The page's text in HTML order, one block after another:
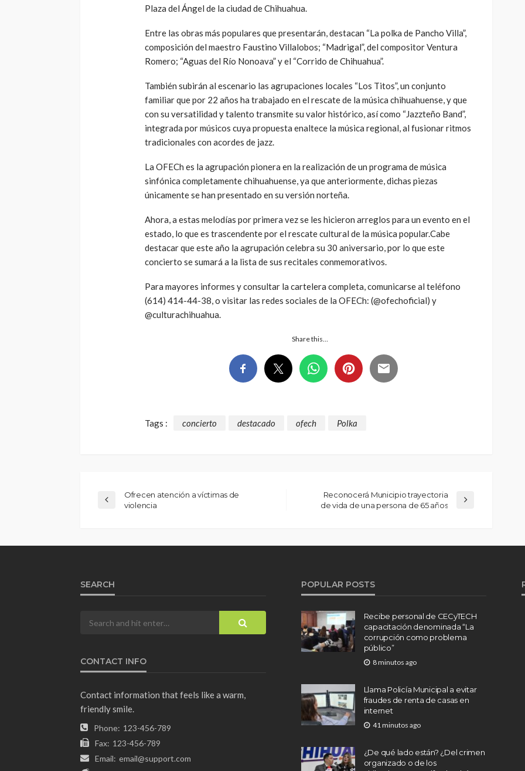
Plaza del Ángel de la ciudad de Chihuahua.
Entre las obras más populares que presentarán, destacan “La polka de Pancho Villa”,
composición del maestro Faustino Villalobos; “Madrigal”, del compositor Ventura
Romero; “Aguas del Río Nonoava” y el “Corrido de Chihuahua”.
También subirán al escenario las agrupaciones locales “Los Titos”, un conjunto
familiar que por 22 años ha trabajado en el rescate de la música chihuahuense, y que
con su versatilidad y talento transmite su valor histórico, así como “Jazzteño Band”,
integrada por músicos cuya propuesta enaltece la música regional, al fusionar ritmos
tradicionales con acordes de jazz.
La OFECh es la agrupación pionera en la realización de un programa de música
sinfónica completamente chihuahuense, ya que anteriormente, dichas piezas
únicamente se han presentado en su versión norteña.
Ahora, a estas melodías por primera vez se les hicieron arreglos para un evento en el
estado, lo que es trascendente por el rescate cultural de la música popular.Cabe
destacar que este año la agrupación celebra su 30 aniversario, por lo que este
concierto se sumará a la lista de sus recitales conmemorativos.
Para mayores informes y consultar la cartelera completa, comunicarse al teléfono
(614) 414-44-38, o visitar las redes sociales de la OFECh: (@ofechoficial) y
@culturachihuahua.
Share this…
Tags : concierto destacado ofech Polka
Ofrecen atención a víctimas de
violencia
Reconocerá Municipio trayectoria
de vida de una persona de 65 años
SEARCH
CONTACT INFO
Contact information that feels like a warm,
friendly smile.
Phone: 123-456-789
Fax: 123-456-789
Email: email@support.com
POPULAR POSTS
Recibe personal de CECyTECH
capacitación denominada “La
corrupción como problema
público”
8 minutos ago
Llama Policía Municipal a evitar
fraudes de renta de casas en
internet
41 minutos ago
¿De qué lado están? ¿Del crimen
organizado o de los